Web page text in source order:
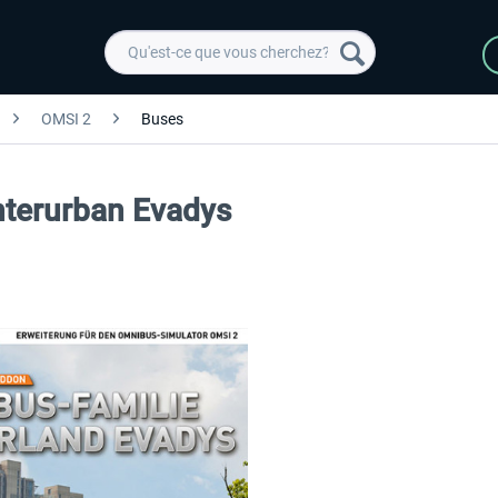
OMSI 2 Buses
Evadys